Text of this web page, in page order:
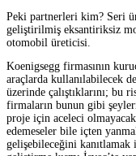
Peki partnerleri kim? Seri
geliştirilmiş eksantiriksiz
otomobil üreticisi.
Koenigsegg firmasının
araçlarda kullanılabilecek
üzerinde çalıştıklarını;
firmaların bunun gibi şeyleri
proje için aceleci
edemeseler bile içten
gelişebileceğini